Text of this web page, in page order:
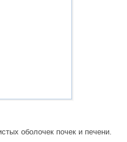
оболочек почек и печени.